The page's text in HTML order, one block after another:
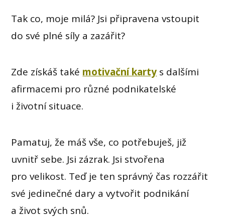
Tak co, moje milá? Jsi připravena vstoupit
do své plné síly a zazářit?
Zde získáš také motivační karty s dalšími
afirmacemi pro různé podnikatelské
i životní situace.
Pamatuj, že máš vše, co potřebuješ, již
uvnitř sebe. Jsi zázrak. Jsi stvořena
pro velikost. Teď je ten správný čas rozzářit
své jedinečné dary a vytvořit podnikání
a život svých snů.